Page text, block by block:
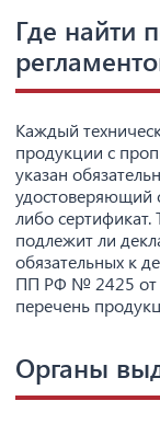
Где найти
Каждый
продукции с
указан
удостоверяющий
либо сертификат.
подлежит ли
обязательных к
ПП РФ № 2425 от
перечень
Органы